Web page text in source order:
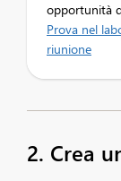
opportunità
Prova nel
riunione
2. Crea